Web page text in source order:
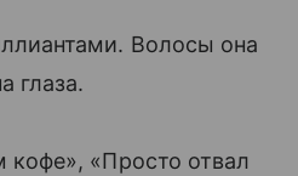
Волосы она
глаза.
кофе», «Просто отвал